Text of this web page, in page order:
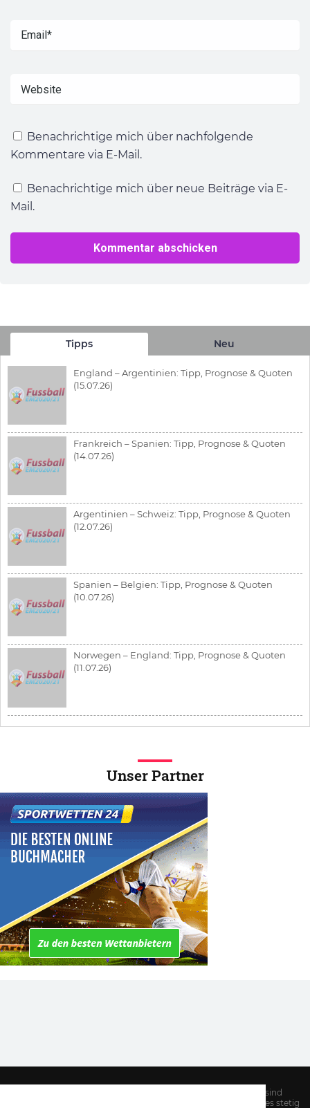
Benachrichtige mich über nachfolgende
Kommentare via E-Mail.
Benachrichtige mich über neue Beiträge via E-
Mail.
Tipps Neu
England – Argentinien: Tipp, Prognose & Quoten
(15.07.26)
Frankreich – Spanien: Tipp, Prognose & Quoten
(14.07.26)
Argentinien – Schweiz: Tipp, Prognose & Quoten
(12.07.26)
Spanien – Belgien: Tipp, Prognose & Quoten
(10.07.26)
Norwegen – England: Tipp, Prognose & Quoten
(11.07.26)
Unser Partner
Hinweis: Alle Informationen auf unserer Website sind
sorgfältig recherchiert. Dennoch kann es Aufgrund des stetig